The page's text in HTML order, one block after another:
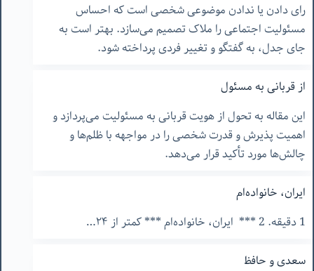
رای دادن یا ندادن موضوعی شخصی است که احساس
مسئولیت اجتماعی را ملاک تصمیم می‌سازد. بهتر است به
جای جدل، به گفتگو و تغییر فردی پرداخته شود.
از قربانی به مسئول
این مقاله به تحول از هویت قربانی به مسئولیت می‌پردازد و
اهمیت پذیرش و قدرت شخصی را در مواجهه با ظلم‌ها و
چالش‌ها مورد تأکید قرار می‌دهد.
ایران، خانواده‌ام
1 دقیقه. 2 *** ایران، خانواده‌ام *** کمتر از ٢۴…
سعدی و حافظ